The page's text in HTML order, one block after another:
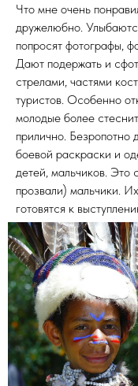
Что мне очень
дружелюбно.
попросят фотографы,
Дают подержать и
стрелами, частями
туристов. Особенно
молодые более
прилично. Безропотно
боевой раскраски и
детей, мальчиков. Это
прозвали) мальчики.
готовятся к